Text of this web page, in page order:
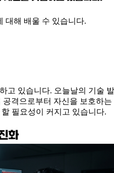
대해 배울 수 있습니다.
있습니다. 오늘날의 기술
격으로부터 자신을 보호하
필요성이 커지고 있습니다.